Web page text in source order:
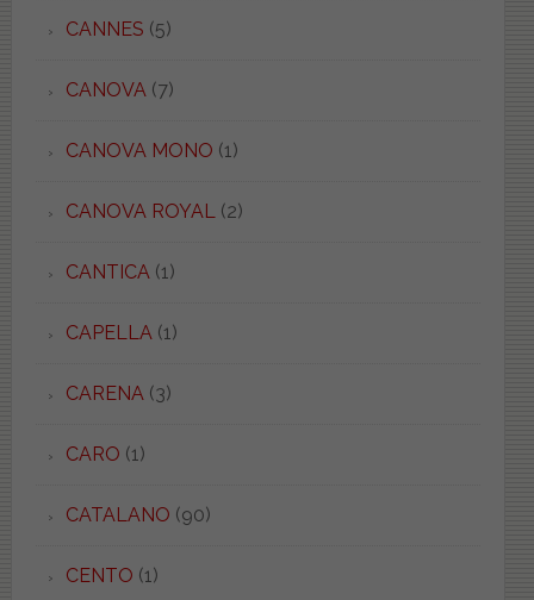
CANNES (5)
CANOVA(7)
CANOVA MONO (1)
CANOVA ROYAL(2)
CANTICA(1)
CAPELLA(1)
CARENA(3)
CARO (1)
CATALANO (90)
CENTO (1)